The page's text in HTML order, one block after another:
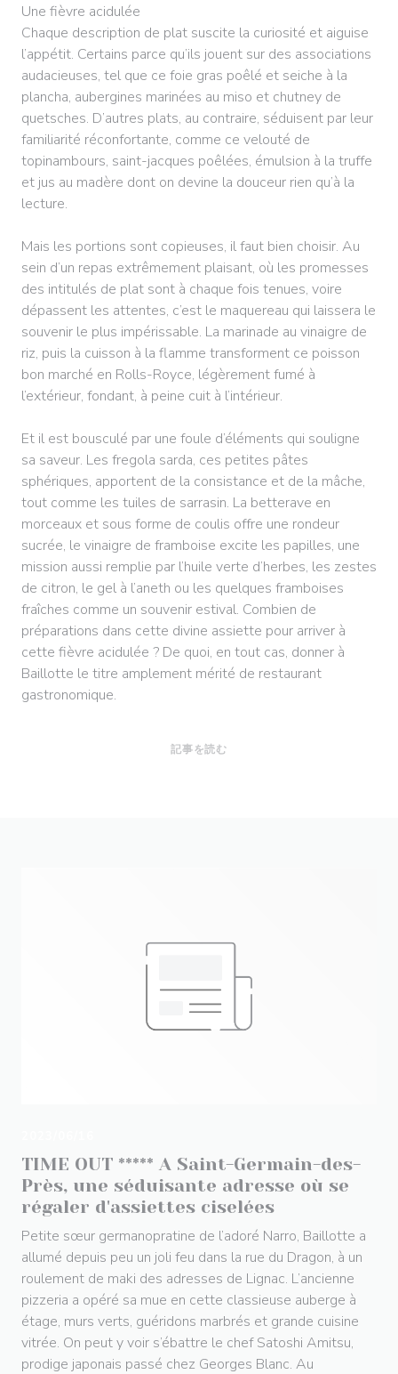
Une fièvre acidulée
Chaque description de plat suscite la curiosité et aiguise
l’appétit. Certains parce qu’ils jouent sur des associations
audacieuses, tel que ce foie gras poêlé et seiche à la
plancha, aubergines marinées au miso et chutney de
quetsches. D’autres plats, au contraire, séduisent par leur
familiarité réconfortante, comme ce velouté de
topinambours, saint-jacques poêlées, émulsion à la truffe
et jus au madère dont on devine la douceur rien qu’à la
lecture.
Mais les portions sont copieuses, il faut bien choisir. Au
sein d’un repas extrêmement plaisant, où les promesses
des intitulés de plat sont à chaque fois tenues, voire
dépassent les attentes, c’est le maquereau qui laissera le
souvenir le plus impérissable. La marinade au vinaigre de
riz, puis la cuisson à la flamme transforment ce poisson
bon marché en Rolls-Royce, légèrement fumé à
l’extérieur, fondant, à peine cuit à l’intérieur.
Et il est bousculé par une foule d’éléments qui souligne
sa saveur. Les fregola sarda, ces petites pâtes
sphériques, apportent de la consistance et de la mâche,
tout comme les tuiles de sarrasin. La betterave en
morceaux et sous forme de coulis offre une rondeur
sucrée, le vinaigre de framboise excite les papilles, une
mission aussi remplie par l’huile verte d’herbes, les zestes
de citron, le gel à l’aneth ou les quelques framboises
fraîches comme un souvenir estival. Combien de
préparations dans cette divine assiette pour arriver à
cette fièvre acidulée ? De quoi, en tout cas, donner à
Baillotte le titre amplement mérité de restaurant
gastronomique.
記事を読む
TIME OUT ***** A Saint-Germain-des-
Près, une séduisante adresse où se
régaler d'assiettes ciselées
Petite sœur germanopratine de l’adoré Narro, Baillotte a
allumé depuis peu un joli feu dans la rue du Dragon, à un
roulement de maki des adresses de Lignac. L’ancienne
pizzeria a opéré sa mue en cette classieuse auberge à
étage, murs verts, guéridons marbrés et grande cuisine
vitrée. On peut y voir s’ébattre le chef Satoshi Amitsu,
prodige japonais passé chez Georges Blanc. Au